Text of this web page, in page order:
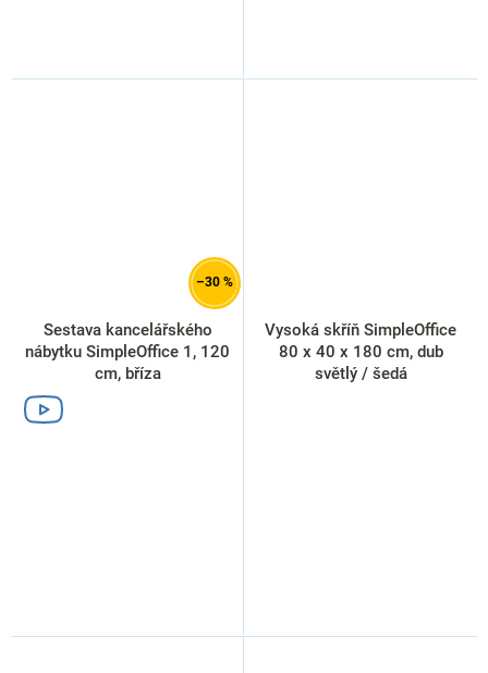
–30 %
Sestava kancelářského
nábytku SimpleOffice 1, 120
cm, bříza
Vysoká skříň SimpleOffice
80 x 40 x 180 cm, dub
světlý / šedá